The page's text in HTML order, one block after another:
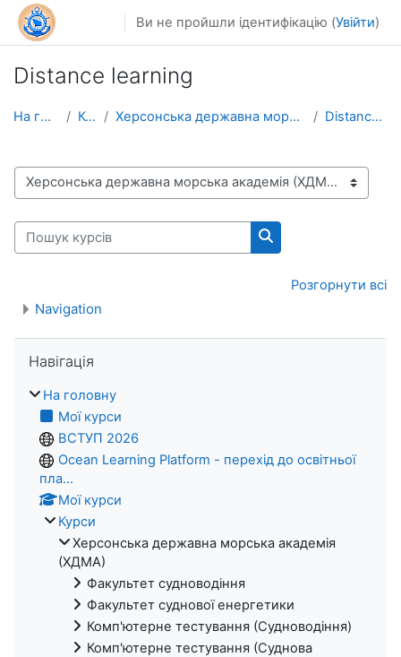
Перейти до головного вмісту
Ви не пройшли ідентифікацію (Увійти)
Distance learning
На головну Курси Херсонська державна морська академія (ХДМА) Distance learning
Категорії курсів
Пошук курсів
Пошук курсів
Розгорнути всі
Navigation
Навігація
На головну
Мої курси
ВСТУП 2026
Ocean Learning Platform - перехід до освітньої
пла...
Мої курси
Курси
Херсонська державна морська академія
(ХДМА)
Факультет судноводіння
Факультет суднової енергетики
Комп'ютерне тестування (Судноводіння)
Комп'ютерне тестування (Суднова